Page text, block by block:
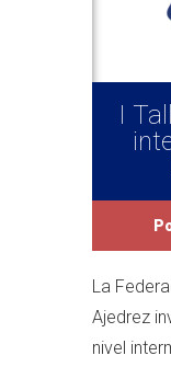
I
La
Ajedrez
nivel